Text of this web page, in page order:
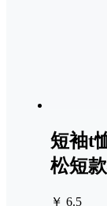
短袖t
松短
￥ 6.5